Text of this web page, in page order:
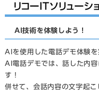
AI技術を体験しよう！
AIを使用した電話デモ体験を
AI電話デモでは、話した内
す！
併せて、会話内容の文字起こ